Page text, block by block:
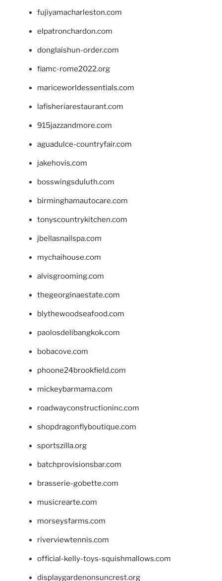
fujiyamacharleston.com
elpatronchardon.com
donglaishun-order.com
fiamc-rome2022.org
mariceworldessentials.com
lafisheriarestaurant.com
915jazzandmore.com
aguadulce-countryfair.com
jakehovis.com
bosswingsduluth.com
birminghamautocare.com
tonyscountrykitchen.com
jbellasnailspa.com
mychaihouse.com
alvisgrooming.com
thegeorginaestate.com
blythewoodseafood.com
paolosdelibangkok.com
bobacove.com
phoone24brookfield.com
mickeybarmama.com
roadwayconstructioninc.com
shopdragonflyboutique.com
sportszilla.org
batchprovisionsbar.com
brasserie-gobette.com
musicrearte.com
morseysfarms.com
riverviewtennis.com
official-kelly-toys-squishmallows.com
displaygardenonsuncrest.org